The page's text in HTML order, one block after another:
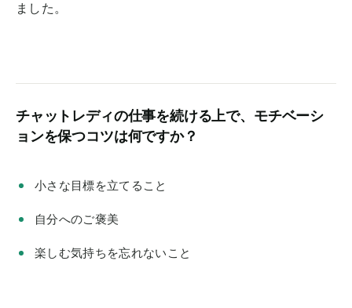
ました。
チャットレディの仕事を続ける上で、モチベーシ
ョンを保つコツは何ですか？
小さな目標を立てること
自分へのご褒美
楽しむ気持ちを忘れないこと